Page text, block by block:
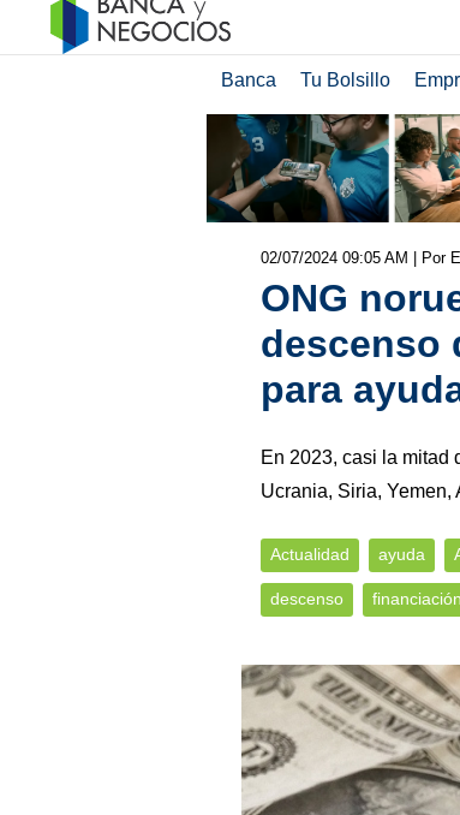
Banca Tu Bolsillo
02/07/2024 09:05 AM | Por
ONG
descenso
para
En 2023, casi la mitad
Ucrania, Siria, Yemen,
Actualidad ayuda
descenso financiación